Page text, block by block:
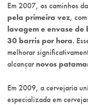
Em 2007, os caminhos da
pela primeira vez,
lavagem e envase de
30 barris por hora.
melhorar
alcançarnovos
Em 2009, a cervejaria
especializada em